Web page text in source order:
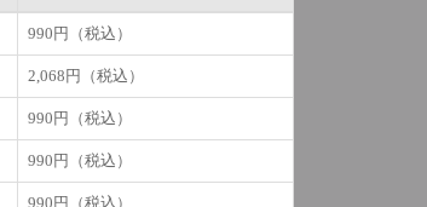
990円（税込）
2,068円（税込）
990円（税込）
990円（税込）
990円（税込）